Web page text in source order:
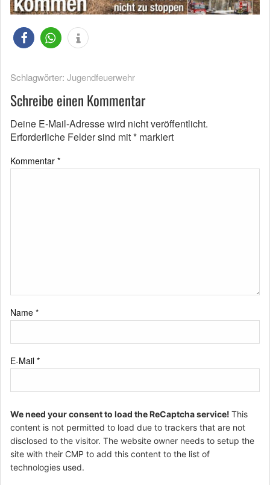
Schlagwörter: Jugendfeuerwehr
Schreibe einen Kommentar
Deine E-Mail-Adresse wird nicht veröffentlicht.
Erforderliche Felder sind mit* markiert
Kommentar *
Name *
E-Mail *
We need your consent to load the ReCaptcha service! This
content is not permitted to load due to trackers that are not
disclosed to the visitor. The website owner needs to setup the
site with their CMP to add this content to the list of
technologies used.